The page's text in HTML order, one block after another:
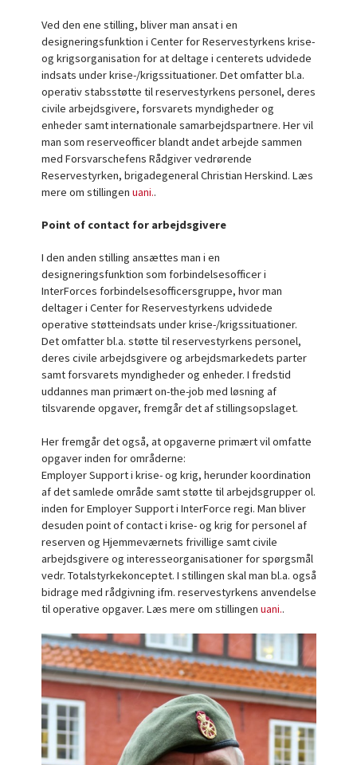
Ved den ene stilling, bliver man ansat i en
designeringsfunktion i Center for Reservestyrkens krise-
og krigsorganisation for at deltage i centerets udvidede
indsats under krise-/krigssituationer. Det omfatter bl.a.
operativ stabsstøtte til reservestyrkens personel, deres
civile arbejdsgivere, forsvarets myndigheder og
enheder samt internationale samarbejdspartnere. Her vil
man som reserveofficer blandt andet arbejde sammen
med Forsvarschefens Rådgiver vedrørende
Reservestyrken, brigadegeneral Christian Herskind. Læs
mere om stillingen uani..
Point of contact for arbejdsgivere
I den anden stilling ansættes man i en
designeringsfunktion som forbindelsesofficer i
InterForces forbindelsesofficersgruppe, hvor man
deltager i Center for Reservestyrkens udvidede
operative støtteindsats under krise-/krigssituationer.
Det omfatter bl.a. støtte til reservestyrkens personel,
deres civile arbejdsgivere og arbejdsmarkedets parter
samt forsvarets myndigheder og enheder. I fredstid
uddannes man primært on-the-job med løsning af
tilsvarende opgaver, fremgår det af stillingsopslaget.
Her fremgår det også, at opgaverne primært vil omfatte
opgaver inden for områderne:
Employer Support i krise- og krig, herunder koordination
af det samlede område samt støtte til arbejdsgrupper ol.
inden for Employer Support i InterForce regi. Man bliver
desuden point of contact i krise- og krig for personel af
reserven og Hjemmeværnets frivillige samt civile
arbejdsgivere og interesseorganisationer for spørgsmål
vedr. Totalstyrkekonceptet. I stillingen skal man bl.a. også
bidrage med rådgivning ifm. reservestyrkens anvendelse
til operative opgaver. Læs mere om stillingen uani..